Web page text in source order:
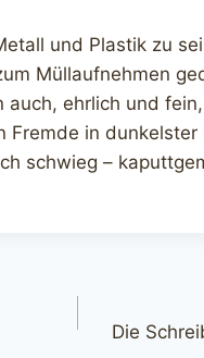
und Plastik zu
Müllaufnehmen
auch, ehrlich und fein,
Fremde in dunkelster
schwieg –
Die